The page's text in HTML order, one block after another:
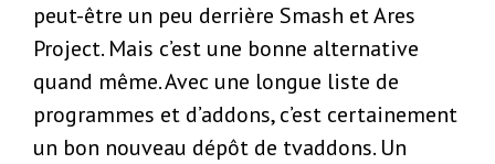
peut-être un peu derrière Smash et Ares
Project. Mais c’est une bonne alternative
quand même. Avec une longue liste de
programmes et d’addons, c’est certainement
un bon nouveau dépôt de tvaddons. Un